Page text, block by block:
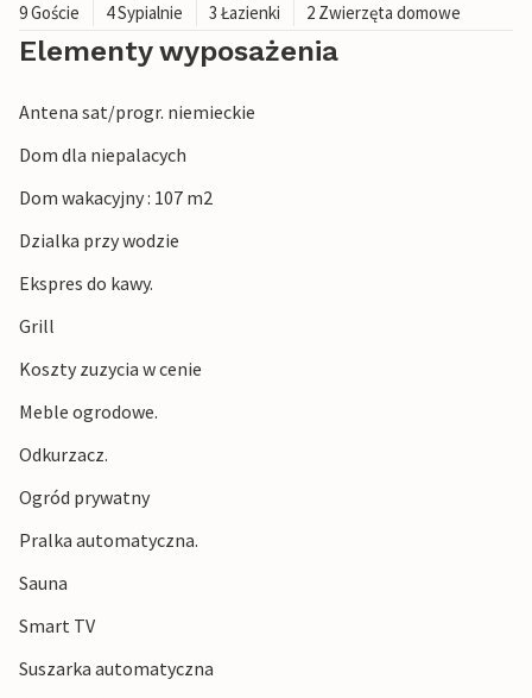
9 Goście 4 Sypialnie 3 Łazienki 2 Zwierzęta domowe
Elementy wyposażenia
Antena sat/progr. niemieckie
Dom dla niepalacych
Dom wakacyjny : 107 m2
Dzialka przy wodzie
Ekspres do kawy.
Grill
Koszty zuzycia w cenie
Meble ogrodowe.
Odkurzacz.
Ogród prywatny
Pralka automatyczna.
Sauna
Smart TV
Suszarka automatyczna